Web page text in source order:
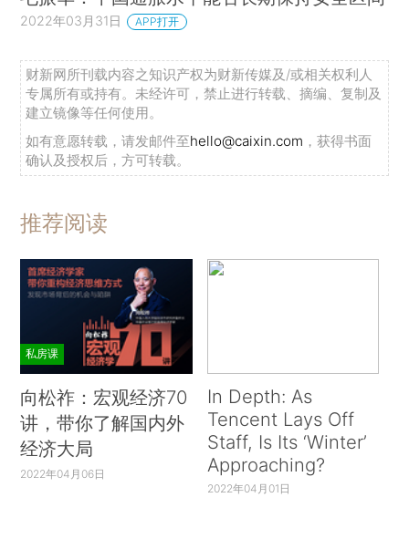
2022年03月31日 APP打开
财新网所刊载内容之知识产权为财新传媒及/或相关权利人
专属所有或持有。未经许可，禁止进行转载、摘编、复制及
建立镜像等任何使用。
如有意愿转载，请发邮件至hello@caixin.com ，获得书面
确认及授权后，方可转载。
推荐阅读
私房课
向松祚：宏观经济70
讲，带你了解国内外
经济大局
2022年04月06日
In Depth: As
Tencent Lays Off
Staff, Is Its ‘Winter’
Approaching?
2022年04月01日